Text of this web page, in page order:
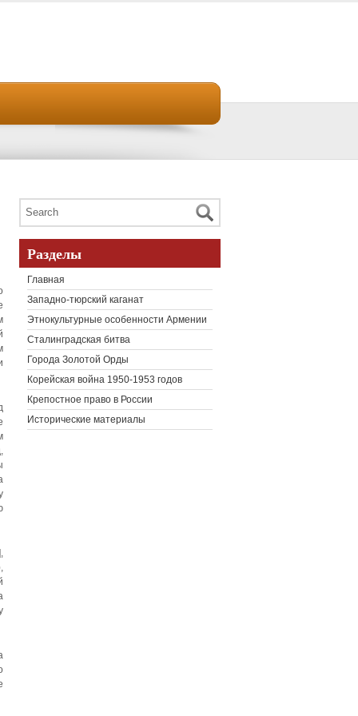
Разделы
Главная
Западно-тюрский каганат
Этнокультурные особенности Армении
Сталинградская битва
Города Золотой Орды
Корейская война 1950-1953 годов
Крепостное право в России
Исторические материалы